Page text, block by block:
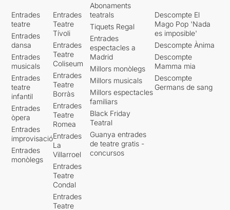
Entrades
teatre
Entrades
dansa
Entrades
musicals
Entrades
teatre
infantil
Entrades
òpera
Entrades
improvisació
Entrades
monòlegs
Entrades
Teatre
Tívoli
Entrades
Teatre
Coliseum
Entrades
Teatre
Borràs
Entrades
Teatre
Romea
Entrades
La
Villarroel
Entrades
Teatre
Condal
Entrades
Teatre
Abonaments
teatrals
Tiquets Regal
Entrades
espectacles a
Madrid
Millors monòlegs
Millors musicals
Millors espectacles
familiars
Black Friday
Teatral
Guanya entrades
de teatre gratis -
concursos
Descompte El
Mago Pop 'Nada
es imposible'
Descompte Ànima
Descompte
Mamma mia
Descompte
Germans de sang